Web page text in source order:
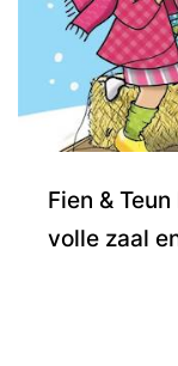
Fien &
volle zaal